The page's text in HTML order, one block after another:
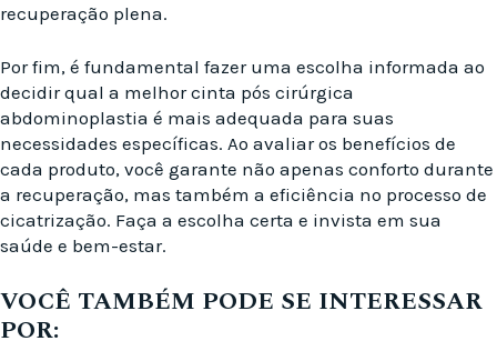
recuperação plena.
Por fim, é fundamental fazer uma escolha informada ao
decidir qual a melhor cinta pós cirúrgica
abdominoplastia é mais adequada para suas
necessidades específicas. Ao avaliar os benefícios de
cada produto, você garante não apenas conforto durante
a recuperação, mas também a eficiência no processo de
cicatrização. Faça a escolha certa e invista em sua
saúde e bem-estar.
VOCÊ TAMBÉM PODE SE INTERESSAR
POR: